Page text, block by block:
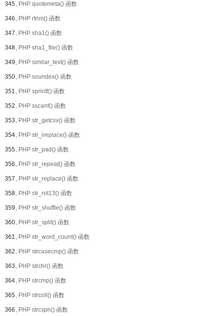
345、PHP quotemeta() 函数
346、PHP rtrim() 函数
347、PHP sha1() 函数
348、PHP sha1_file() 函数
349、PHP similar_text() 函数
350、PHP soundex() 函数
351、PHP sprintf() 函数
352、PHP sscanf() 函数
353、PHP str_getcsv() 函数
354、PHP str_ireplace() 函数
355、PHP str_pad() 函数
356、PHP str_repeat() 函数
357、PHP str_replace() 函数
358、PHP str_rot13() 函数
359、PHP str_shuffle() 函数
360、PHP str_split() 函数
361、PHP str_word_count() 函数
362、PHP strcasecmp() 函数
363、PHP strchr() 函数
364、PHP strcmp() 函数
365、PHP strcoll() 函数
366、PHP strcspn() 函数